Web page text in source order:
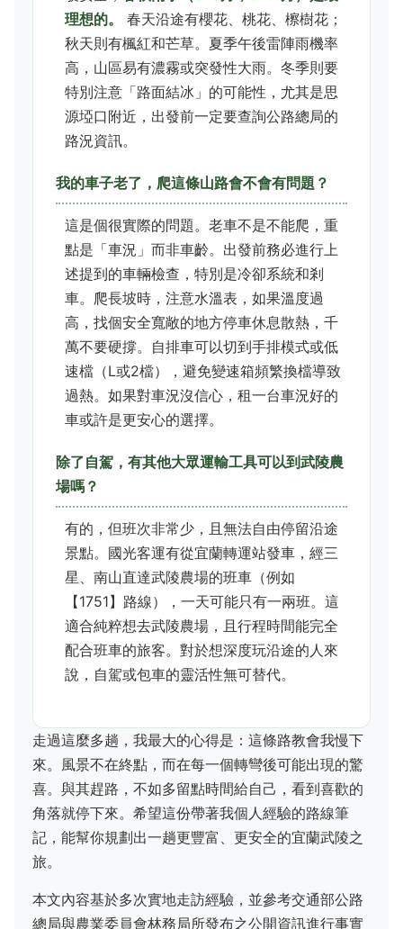
理想的。
春天沿途有櫻花、桃花、檫樹花；
秋天則有楓紅和芒草。夏季午後雷陣雨機率
高，山區易有濃霧或突發性大雨。冬季則要
特別注意「路面結冰」的可能性，尤其是思
源埡口附近，出發前一定要查詢公路總局的
路況資訊。
我的車子老了，爬這條山路會不會有問題？
這是個很實際的問題。老車不是不能爬，重
點是「車況」而非車齡。出發前務必進行上
述提到的車輛檢查，特別是冷卻系統和剎
車。爬長坡時，注意水溫表，如果溫度過
高，找個安全寬敞的地方停車休息散熱，千
萬不要硬撐。自排車可以切到手排模式或低
速檔（L或2檔），避免變速箱頻繁換檔導致
過熱。如果對車況沒信心，租一台車況好的
車或許是更安心的選擇。
除了自駕，有其他大眾運輸工具可以到武陵農
場嗎？
有的，但班次非常少，且無法自由停留沿途
景點。國光客運有從宜蘭轉運站發車，經三
星、南山直達武陵農場的班車（例如
【1751】路線），一天可能只有一兩班。這
適合純粹想去武陵農場，且行程時間能完全
配合班車的旅客。對於想深度玩沿途的人來
說，自駕或包車的靈活性無可替代。
走過這麼多趟，我最大的心得是：這條路教會我慢下
來。風景不在終點，而在每一個轉彎後可能出現的驚
喜。與其趕路，不如多留點時間給自己，看到喜歡的
角落就停下來。希望這份帶著我個人經驗的路線筆
記，能幫你規劃出一趟更豐富、更安全的宜蘭武陵之
旅。
本文內容基於多次實地走訪經驗，並參考交通部公路
總局與農業委員會林務局所發布之公開資訊進行事實